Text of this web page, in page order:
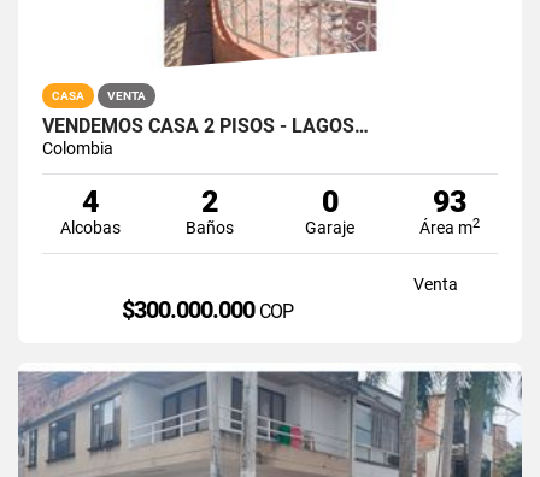
CASA VENTA
VENDEMOS CASA 2 PISOS - LAGOS…
Colombia
4
Alcobas
2
Baños
0
Garaje
93
Área m2
Venta
$300.000.000 COP